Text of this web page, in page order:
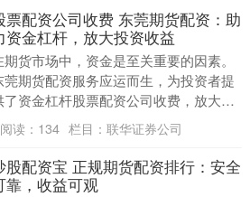
票配资公司收费 东莞期货配资：助
资金杠杆，放大投资收益
期货市场中，资金是至关重要的因素。
莞期货配资服务应运而生，为投资者提
了资金杠杆股票配资公司收费，放大投
资收益。 * **放大收益：**杠杆放大资金，
提升收....
阅读： 134 栏目： 联华证券公司
股配资宝 正规期货配资排行：安全
靠，收益可观